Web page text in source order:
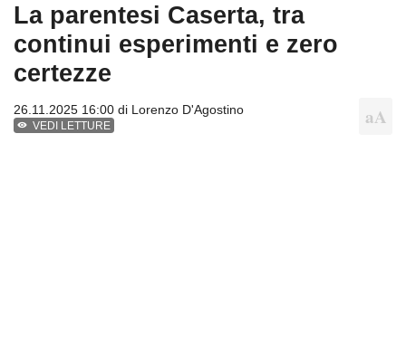
La parentesi Caserta, tra
continui esperimenti e zero
certezze
26.11.2025 16:00 di Lorenzo D'Agostino
VEDI LETTURE